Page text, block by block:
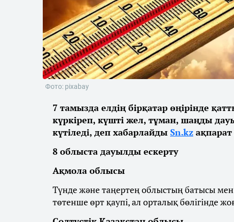
Фото: pixabay
7 тамызда елдің бірқатар өңірінде
күркіреп, күшті жел, тұман, шаңды
күтіледі, деп хабарлайды Sn.kz
8 облыста дауылды ескерту
Ақмола облысы
Түнде және таңертең облыстың батысы мен
төтенше өрт қаупі, ал орталық бөлігінде